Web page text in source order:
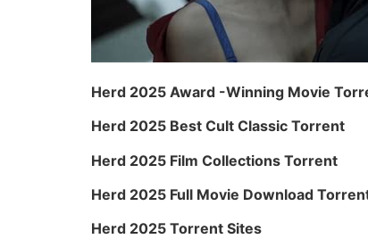
Herd 2025 Award -Winning Movie
Herd 2025 Best Cult Classic Torrent
Herd 2025 Film Collections Torrent
Herd 2025 Full Movie Download
Herd 2025 Torrent Sites